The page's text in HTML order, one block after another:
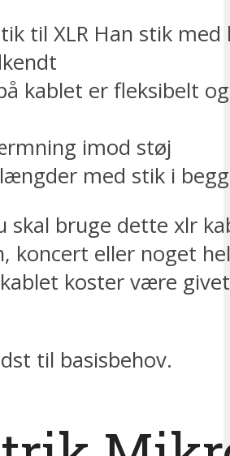
til XLR Han stik
kablet er fleksibelt
imod støj
med stik i
skal bruge dette xlr
koncert eller noget
koster være
til basisbehov.